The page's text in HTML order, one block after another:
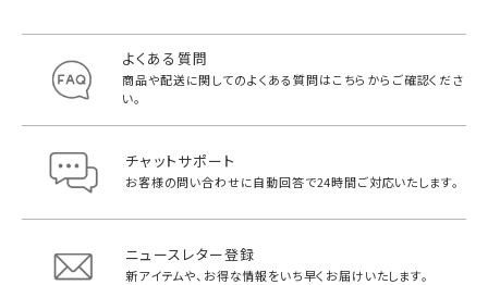
よくある質問
商品や配送に関してのよくある質問はこちらからご確認くださ
い。
チャットサポート
お客様の問い合わせに自動回答で24時間ご対応いたします。
ニュースレター登録
新アイテムや、お得な情報をいち早く お届けいたします。